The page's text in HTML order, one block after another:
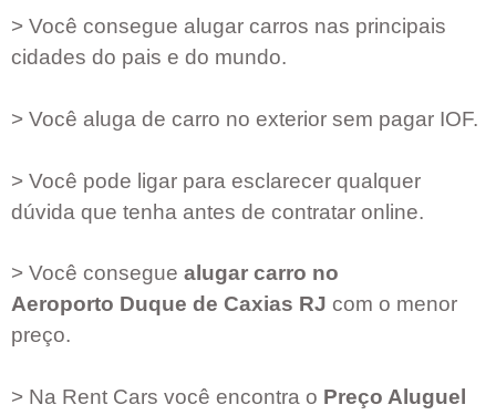
> Você consegue alugar carros nas principais
cidades do pais e do mundo.
> Você aluga de carro no exterior sem pagar IOF.
> Você pode ligar para esclarecer qualquer
dúvida que tenha antes de contratar online.
> Você consegue alugar carro no
Aeroporto Duque de Caxias RJ com o menor
preço.
> Na Rent Cars você encontra o Preço Aluguel